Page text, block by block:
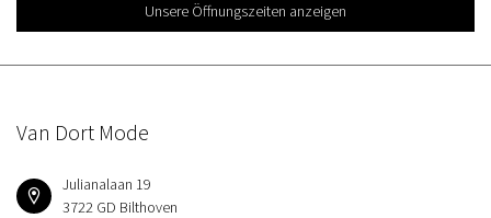
Unsere Öffnungszeiten anzeigen
Van Dort Mode
Julianalaan 19
3722 GD Bilthoven